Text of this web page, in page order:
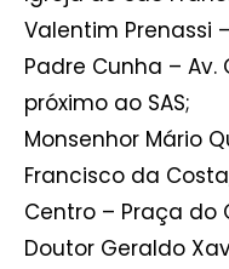
Valentim Prenassi
Padre Cunha – Av.
próximo ao SAS;
Monsenhor Mário
Francisco da
Centro – Praça do
Doutor Geraldo